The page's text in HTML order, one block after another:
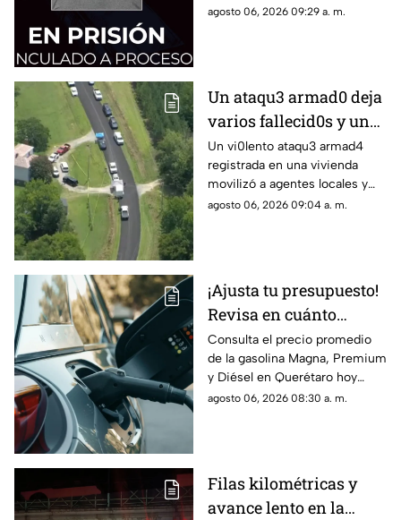
agosto 06, 2026 09:29 a. m.
Un ataqu3 armad0 deja
varios fallecid0s y un
herido en una
vivienda: esto es lo que
han confirmado las
autoridades
Un vi0lento ataqu3 armad4
registrada en una vivienda
movilizó a agentes locales y
estatales; se confirman varias
agosto 06, 2026 09:04 a. m.
¡Ajusta tu presupuesto!
Revisa en cuánto
amanece el litro de
gasolina este jueves
Consulta el precio promedio
de la gasolina Magna, Premium
y Diésel en Querétaro hoy
jueves 6 de agosto
agosto 06, 2026 08:30 a. m.
Filas kilométricas y
avance lento en la